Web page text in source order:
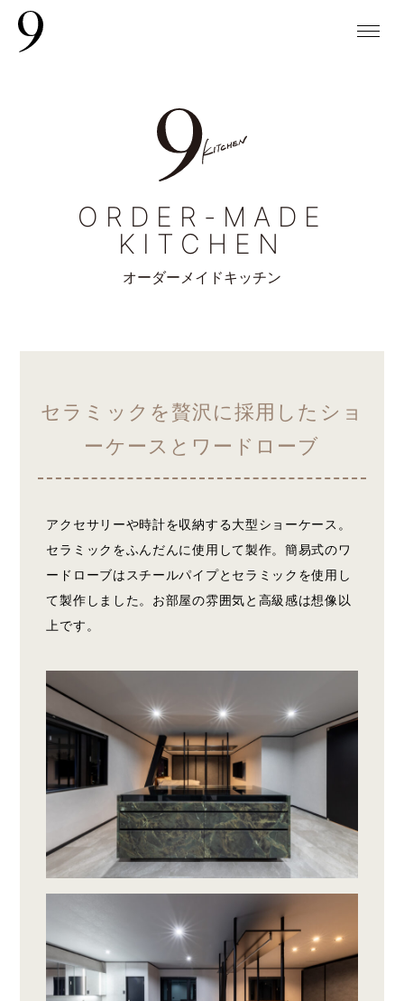
ORDER-MADE
KITCHEN
オーダーメイドキッチン
セラミックを贅沢に採用したショ
ーケースとワードローブ
アクセサリーや時計を収納する大型ショーケース。
セラミックをふんだんに使用して製作。簡易式のワ
ードローブはスチールパイプとセラミックを使用し
て製作しました。お部屋の雰囲気と高級感は想像以
上です。